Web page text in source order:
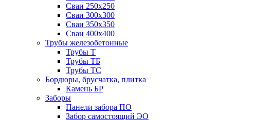
Сваи 250х250
Сваи 300х300
Сваи 350х350
Сваи 400х400
Трубы железобетонные
Трубы Т
Трубы ТБ
Трубы ТС
Бордюры, брусчатка, плитка
Камень БР
Заборы
Панели забора ПО
Забор самостоящий ЭО